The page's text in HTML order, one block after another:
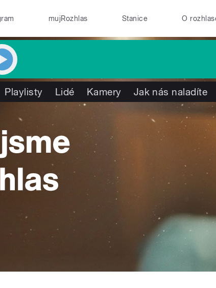
mujRozhlas Stanice O
Playlisty Lidé Kamery Jak nás naladíte